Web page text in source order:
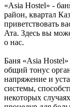
«Asia Hostel» -
район, квартал
приветствовать
Ата. Здесь вы
о нас.
Баня «Asia
общий тонус
напряжение и
системы,
некоторых